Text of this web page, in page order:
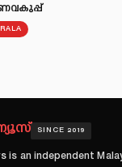
ന്യൂസ് SINCE 2019
is an independent